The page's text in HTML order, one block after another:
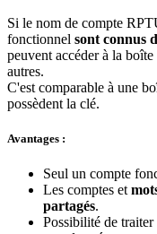
Si le nom de compte
fonctionnel sont connus
peuvent accéder à la
autres.
C'est comparable à une
possèdent la clé.
Avantages :
Seul un compte
Les comptes et
partagés.
Possibilité de traiter